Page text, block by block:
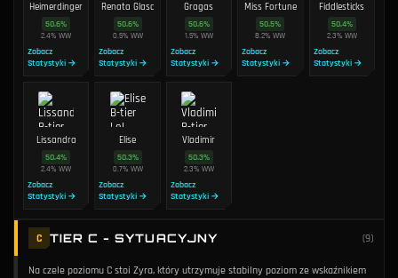
Heimerdinger
50.6%
2.4%WW
Zobacz
Statystyki →
Renata Glasc
50.6%
0.5% WW
Zobacz
Statystyki →
Gragas
50.6%
1.5% WW
Zobacz
Statystyki →
Miss Fortune
50.5%
8.2%WW
Zobacz
Statystyki →
Fiddlesticks
50.4%
2.3% WW
Zobacz
Statystyki →
Lissandra
50.4%
2.4%WW
Zobacz
Statystyki →
Elise
50.3%
0.7% WW
Zobacz
Statystyki →
Vladimir
50.3%
2.3% WW
Zobacz
Statystyki →
C TIER C - SYTUACYJNY (9)
Na czele poziomu C stoi Zyra, który utrzymuje stabilny poziom ze wskaźnikiem